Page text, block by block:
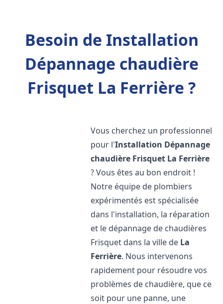
Besoin de Installation
Dépannage chaudière
Frisquet La Ferrière ?
Vous cherchez un professionnel
pour l'Installation Dépannage
chaudière Frisquet La Ferrière
? Vous êtes au bon endroit !
Notre équipe de plombiers
expérimentés est spécialisée
dans l'installation, la réparation
et le dépannage de chaudières
Frisquet dans la ville de La
Ferrière. Nous intervenons
rapidement pour résoudre vos
problèmes de chaudière, que ce
soit pour une panne, une